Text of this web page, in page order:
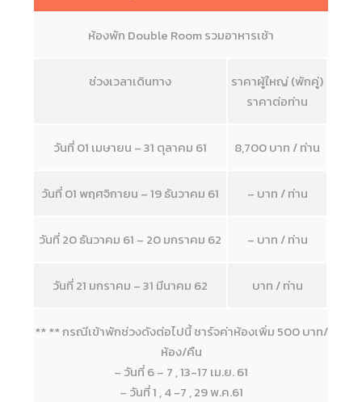
ห้องพัก Double Room รวมอาหารเช้า
ช่วงเวลาเดินทาง
ราคาผู้ใหญ่ (พักคู่)
ราคาต่อท่าน
วันที่ 01 เมษายน – 31 ตุลาคม 61 8,700 บาท / ท่าน
วันที่ 01 พฤศจิกายน – 19 ธันวาคม 61 – บาท / ท่าน
วันที่ 20 ธันวาคม 61 – 20 มกราคม 62 – บาท / ท่าน
วันที่ 21 มกราคม – 31 มีนาคม 62 บาท / ท่าน
** ** กรณีเข้าพักช่วงดังต่อไปนี้ ชาร์จค่าห้องเพิ่ม 500 บาท/
ห้อง/คืน
– วันที่ 6 – 7 , 13-17 เม.ย. 61
– วันที่ 1 , 4 -7 , 29 พ.ค.61